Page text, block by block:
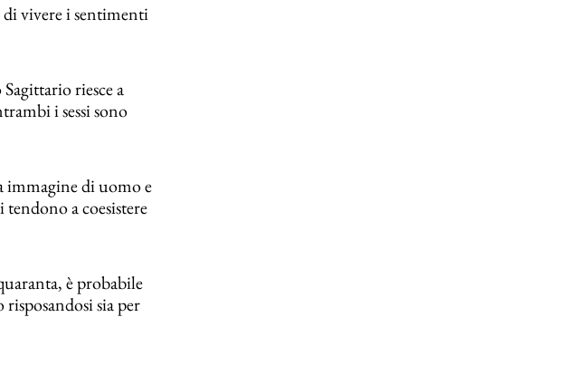
vivere i sentimenti
riesce a
i sessi sono
immagine di uomo e
a coesistere
è probabile
sia per